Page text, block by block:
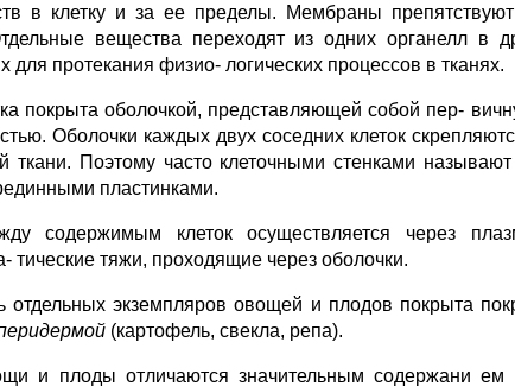
в клетку и за ее пределы. Мембраны
вещества переходят из одних органелл в
для протекания физио- логических процессов в тканях.
покрыта оболочкой, представляющей собой пер-
Оболочки каждых двух соседних клеток
ткани. Поэтому часто клеточными стенками
пластинками.
содержимым клеток осуществляется через
тические тяжи, проходящие через оболочки.
отдельных экземпляров овощей и плодов покрыта
(картофель, свекла, репа).
и плоды отличаются значительным содержани